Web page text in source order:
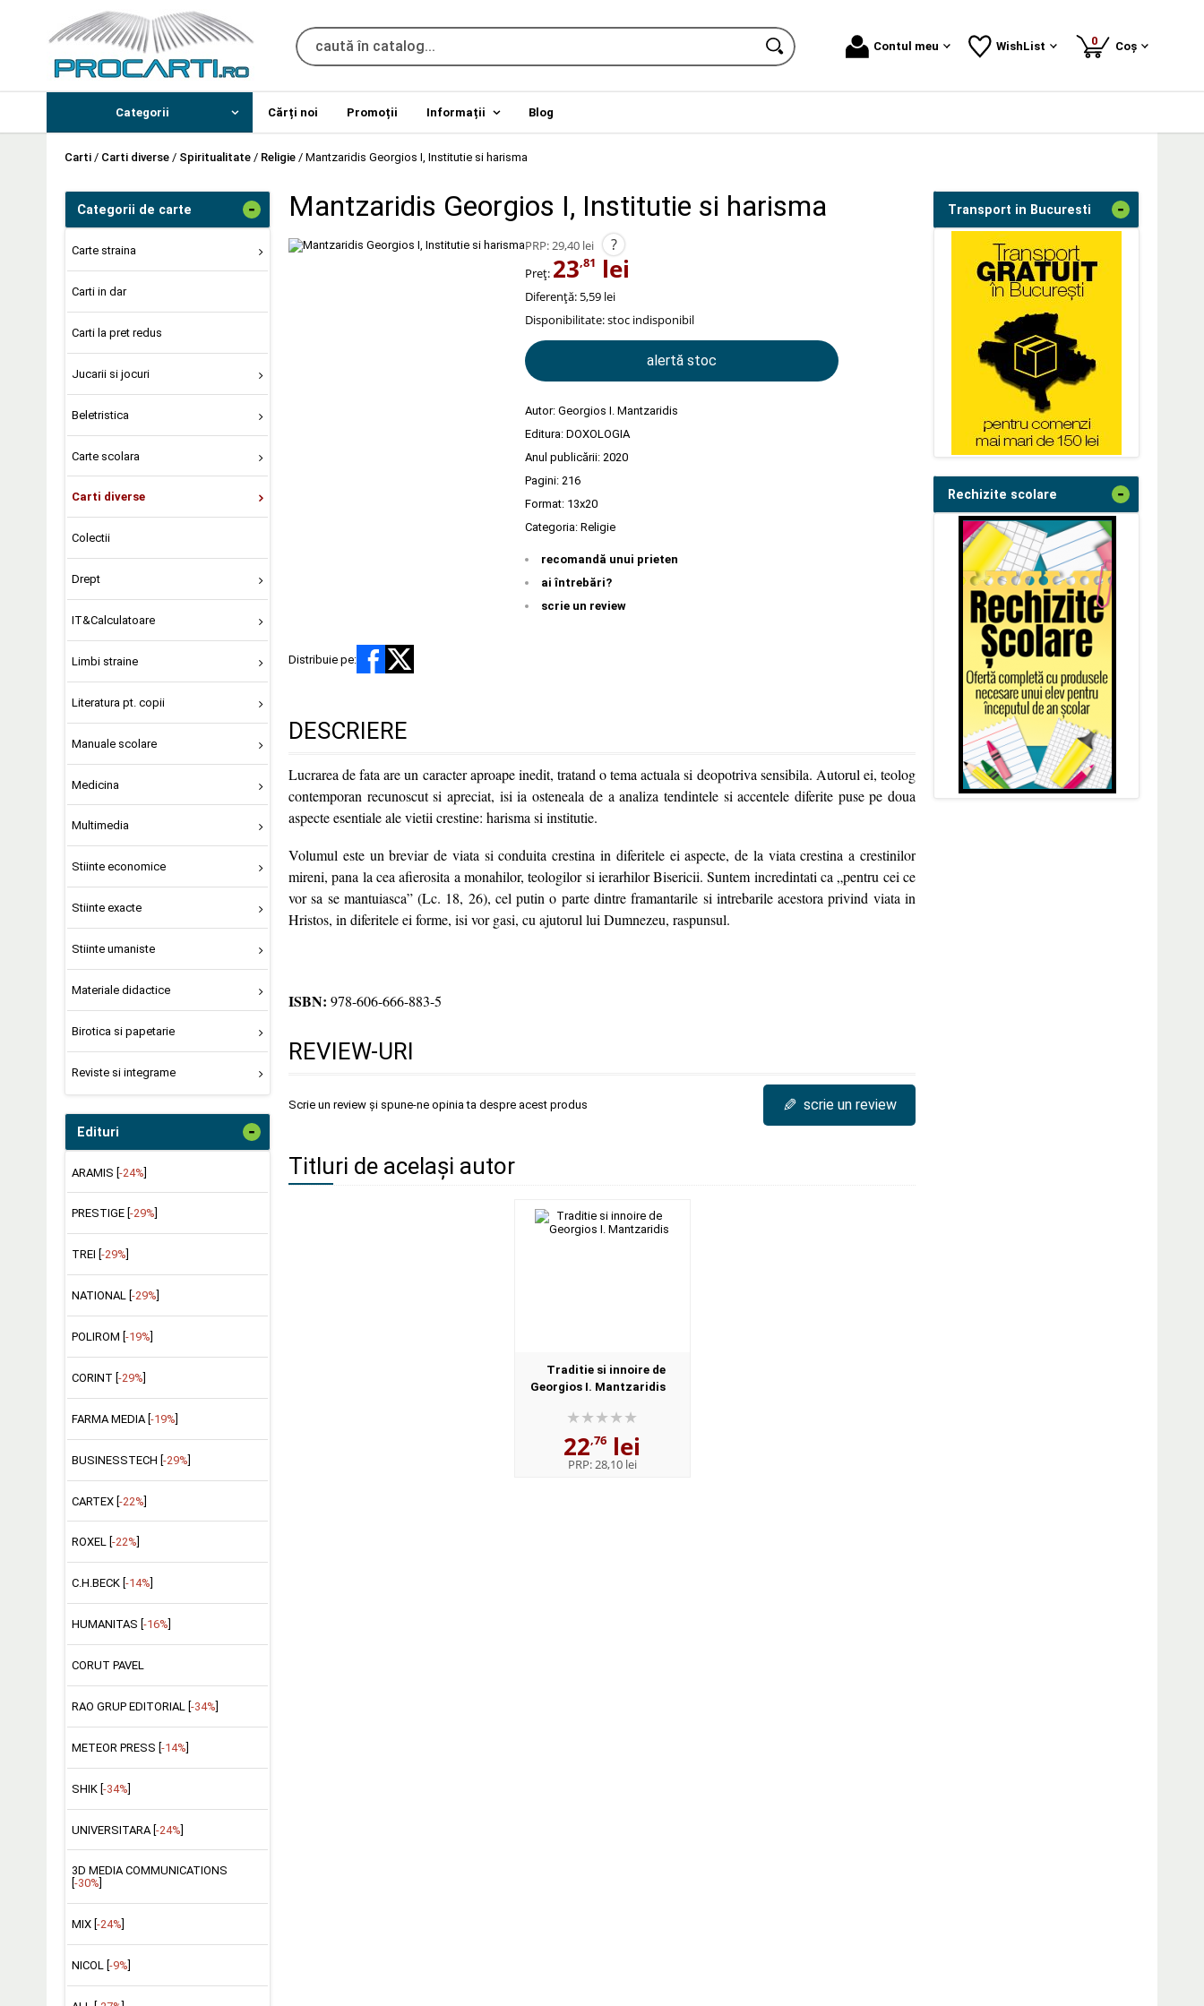
Contul meu WishList 0produse
Coș
Categorii Cărți noi Promoții Informații Blog
Carti / Carti diverse / Spiritualitate / Religie / Mantzaridis Georgios I, Institutie si harisma
Categorii de carte -
Carte straina
Carti in dar
Carti la pret redus
Jucarii si jocuri
Beletristica
Carte scolara
Carti diverse
Colectii
Drept
IT&Calculatoare
Limbi straine
Literatura pt. copii
Manuale scolare
Medicina
Multimedia
Stiinte economice
Stiinte exacte
Stiinte umaniste
Materiale didactice
Birotica si papetarie
Reviste si integrame
Edituri -
ARAMIS [-24%]
PRESTIGE [ -29%
TREI [ -29%
NATIONAL [ -29%
POLIROM [ -19%
CORINT [ -29%
FARMA MEDIA [ -19%
BUSINESSTECH [-29%]
CARTEX [-22%]
ROXEL [ -22%
C.H.BECK [ -14%
HUMANITAS [ -16%
CORUT PAVEL
RAO GRUP EDITORIAL [ -34%
METEOR PRESS [ -14%
SHIK [-34%]
UNIVERSITARA [-24%]
3D MEDIA COMMUNICATIONS
-30%
MIX [ -24%
NICOL [ -9%
Mantzaridis Georgios I, Institutie si harisma
PRP:29,40 lei ?
Preț: 23,81 lei
Diferență: 5,59 lei
Disponibilitate:stoc indisponibil
alertă stoc
Autor: Georgios I. Mantzaridis
Editura: DOXOLOGIA
Anul publicării: 2020
Pagini: 216
Format: 13x20
Categoria: Religie
recomandă unui prieten
ai întrebări?
scrie un review
Distribuie pe:
DESCRIERE
Lucrarea de fata are un caracter aproape inedit, tratand o tema actuala si deopotriva sensibila. Autorul ei, teolog
contemporan recunoscut si apreciat, isi ia osteneala de a analiza tendintele si accentele diferite puse pe doua
aspecte esentiale ale vietii crestine: harisma si institutie.
Volumul este un breviar de viata si conduita crestina in diferitele ei aspecte, de la viata crestina a crestinilor
mireni, pana la cea afierosita a monahilor, teologilor si ierarhilor Bisericii. Suntem incredintati ca „pentru cei ce
vor sa se mantuiasca” (Lc. 18, 26), cel putin o parte dintre framantarile si intrebarile acestora privind viata in
Hristos, in diferitele ei forme, isi vor gasi, cu ajutorul lui Dumnezeu, raspunsul.
ISBN: 978-606-666-883-5
REVIEW-URI
Scrie un review și spune-ne opinia ta despre acest produs ✎ scrie un review
Titluri de același autor
Traditie si innoire de
Georgios I. Mantzaridis
22,76 lei
PRP: 28,10 lei
Transport in Bucuresti -
Rechizite scolare -